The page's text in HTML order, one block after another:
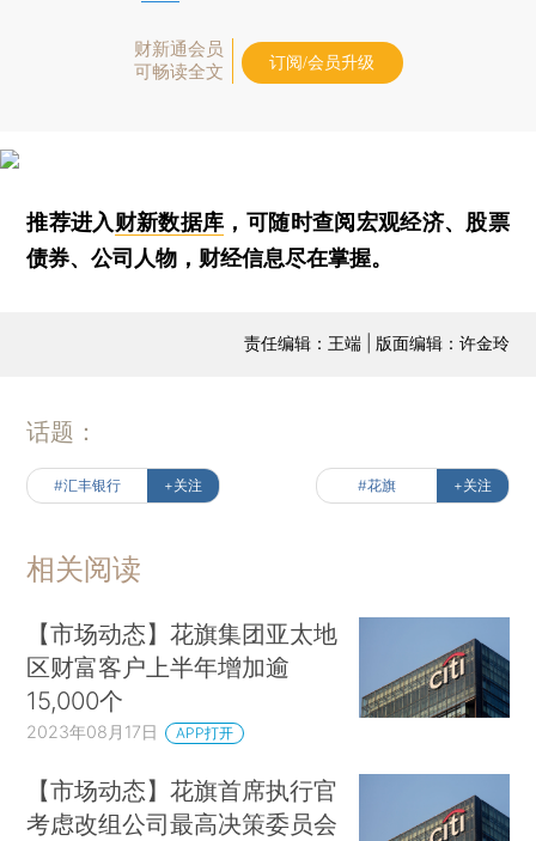
财新通会员
可畅读全文
订阅/会员升级
推荐进入财新数据库 ，可随时查阅宏观经济、股票
债券、公司人物，财经信息尽在掌握。
责任编辑：王端 | 版面编辑：许金玲
话题：
#汇丰银行 +关注 #花旗 +关注
相关阅读
【市场动态】花旗集团亚太地
区财富客户上半年增加逾
15,000个
2023年08月17日 APP打开
【市场动态】花旗首席执行官
考虑改组公司最高决策委员会